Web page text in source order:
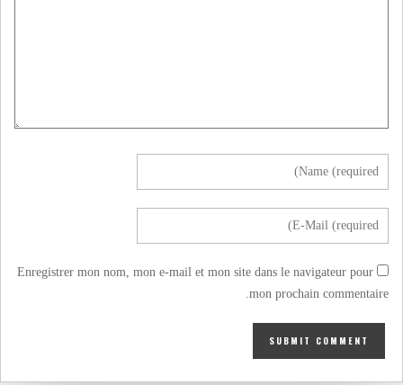
Enregistrer mon nom, mon e-mail et mon site dans le navigateur pour
mon prochain commentaire.